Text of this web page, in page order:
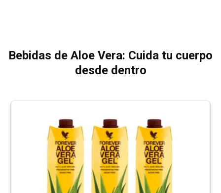
Bebidas de Aloe Vera: Cuida tu cuerpo
desde dentro